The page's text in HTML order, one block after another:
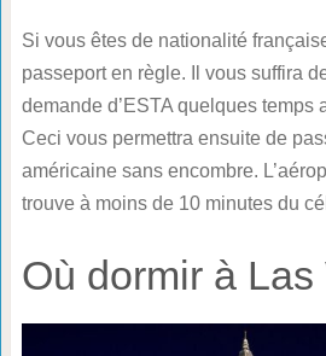
Si vous êtes de nationalité
passeport en règle. Il vous suffira
demande d’ESTA quelques temps
Ceci vous permettra ensuite de
américaine sans encombre.
trouve à moins de 10 minutes du
Où dormir à Las